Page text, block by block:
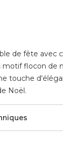
de fête avec
motif flocon de
touche
Noël.